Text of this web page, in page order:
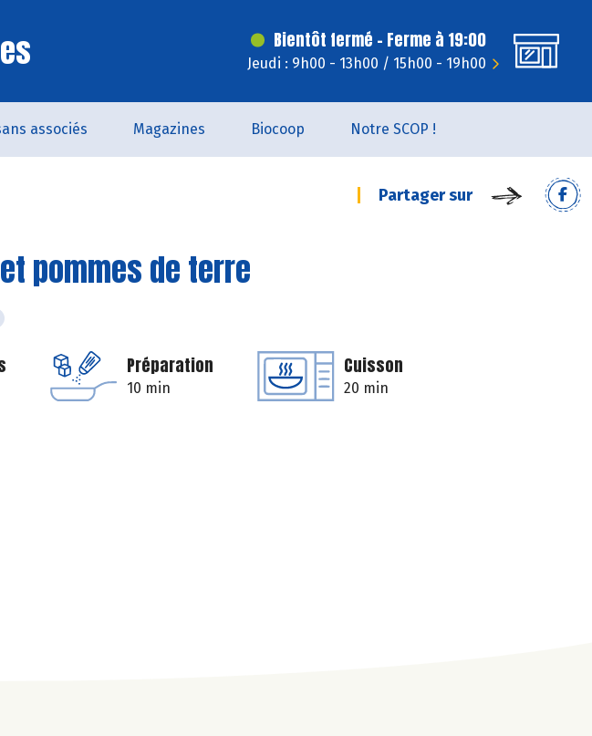
Bientôt fermé - Ferme à 19:00
Jeudi : 9h00 - 13h00 / 15h00 - 19h00
associés Magazines Biocoop Notre SCOP !
Partager sur
pommes de terre
Préparation
10 min
Cuisson
20 min